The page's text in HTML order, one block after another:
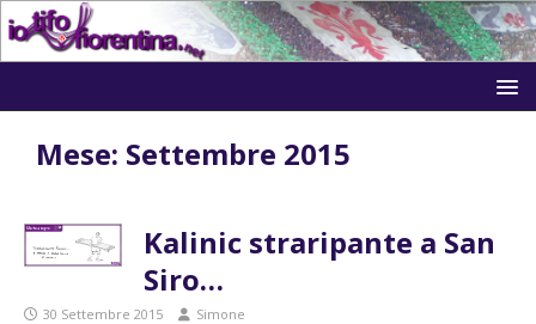
Mese: Settembre 2015
Kalinic straripante a San
Siro…
30 Settembre 2015 Simone